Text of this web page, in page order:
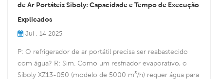
de Ar Portáteis Siboly: Capacidade e Tempo de Execução
Explicados
Jul , 14 2025
P: O refrigerador de ar portátil precisa ser reabastecido
com água? R: Sim. Como um resfriador evaporativo, o
Siboly XZ13-050 (modelo de 5000 m³/h) requer água para